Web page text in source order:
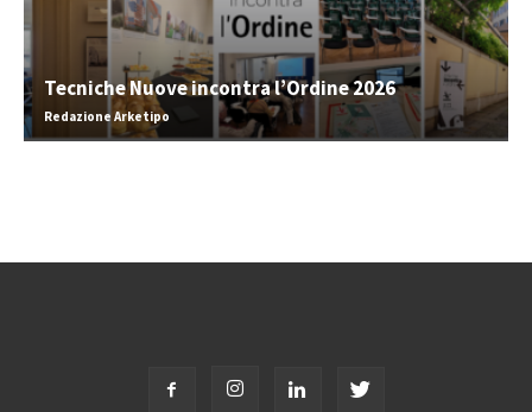
Tecniche Nuove incontra l’Ordine 2026
Redazione Arketipo